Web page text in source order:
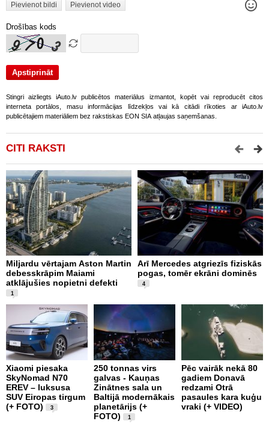
Pievienot bildi Pievienot video
Drošības kods
Stingri aizliegts iAuto.lv publicētos materiālus izmantot, kopēt vai reproducēt citos
interneta portālos, masu informācijas līdzekļos vai kā citādi rīkoties ar iAuto.lv
publicētajiem materiāliem bez rakstiskas EON SIA atļaujas saņemšanas.
CITI RAKSTI
Miljardu vērtajam Aston Martin
debesskrāpim Maiami
atklājušies nopietni defekti
1
Arī Mercedes atgriezīs fiziskās
pogas, tomēr ekrāni dominēs
4
Xiaomi piesaka
SkyNomad N70
EREV – luksusa
SUV Eiropas tirgum
(+ FOTO)
3
250 tonnas virs
galvas - Kauņas
Zinātnes sala un
Baltijā modernākais
planetārijs (+
FOTO)
1
Pēc vairāk nekā 80
gadiem Donavā
redzami Otrā
pasaules kara kuģu
vraki (+ VIDEO)